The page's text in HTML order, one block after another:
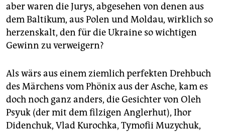
aber waren die Jurys, abgesehen von denen aus
dem Baltikum, aus Polen und Moldau, wirklich so
herzenskalt, den für die Ukraine so wichtigen
Gewinn zu verweigern?
Als wärs aus einem ziemlich perfekten Drehbuch
des Märchens vom Phönix aus der Asche, kam es
doch noch ganz anders, die Gesichter von Oleh
Psyuk (der mit dem filzigen Anglerhut), Ihor
Didenchuk, Vlad Kurochka, Tymofii Muzychuk,